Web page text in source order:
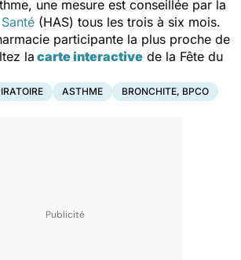
une mesure est conseillée par la
(HAS) tous les trois à six mois.
participante la plus proche de
la carte interactive de la Fête du
ASTHME BRONCHITE, BPCO